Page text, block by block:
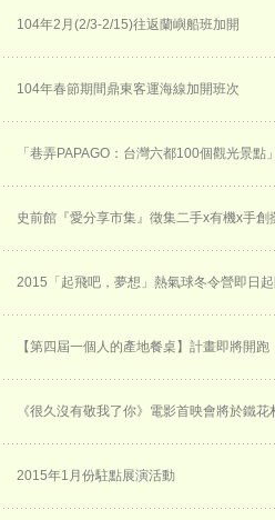
104年2月(2/3-2/15)往返蘭嶼船班加開
104年春節期間鼎東客運海線加開班次
「巷弄PAPAGO：台灣六都100個觀光景點
史前館『愛分享市集』徵集二手x有機x手創
2015「起飛吧，夢想」熱氣球冬令營即日
【第四屆一個人的產地餐桌】計畫即將開跑
《很久沒有敬我了你》電影首映會將於鐵花
2015年1月份駐點展演活動